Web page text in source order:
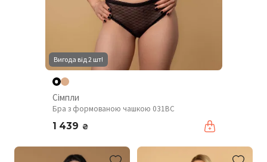
Вигода від 2 шт!
Сімпли
Бра з формованою чашкою 031BC
1 439 ₴